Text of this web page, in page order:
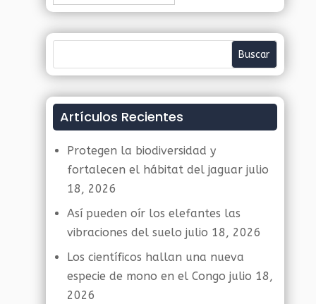
Artículos Recientes
Protegen la biodiversidad y
fortalecen el hábitat del jaguar julio
18, 2026
Así pueden oír los elefantes las
vibraciones del suelo julio 18, 2026
Los científicos hallan una nueva
especie de mono en el Congo julio 18,
2026